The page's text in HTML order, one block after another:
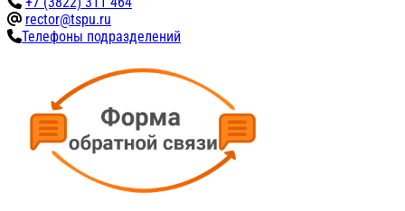
rector@tspu.ru
Телефоны подразделений